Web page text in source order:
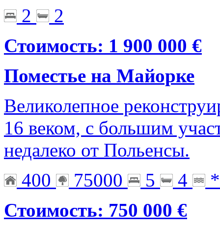
2
2
Стоимость: 1 900 000 €
Поместье на Майорке
Великолепное
16 веком, с большим
недалеко от Польенсы.
400
75000 5 4
*
Стоимость: 750 000 €